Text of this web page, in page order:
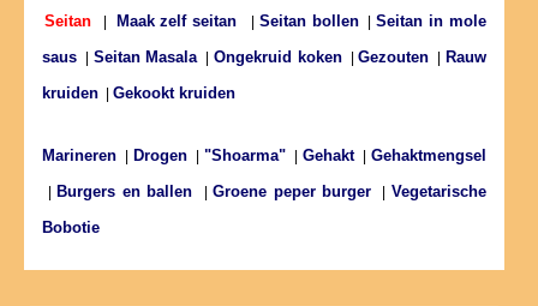
Seitan Maak zelf seitan Seitan bollen|Seitan in mole
saus
Seitan Masala|Ongekruid koken|Gezouten
Rauw
kruiden
Gekookt kruiden
Marineren Drogen "Shoarma" Gehakt|Gehaktmengsel
Burgers en ballen |Groene peper burger |Vegetarische
Bobotie